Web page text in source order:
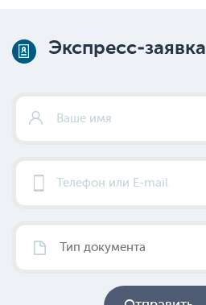
Экспресс-заявка